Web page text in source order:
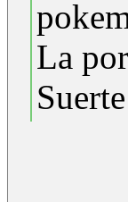
La
Suerte